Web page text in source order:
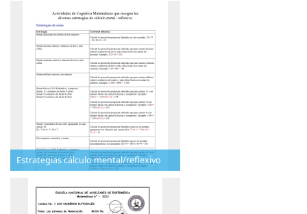
Estrategias cálculo mental/reflexivo